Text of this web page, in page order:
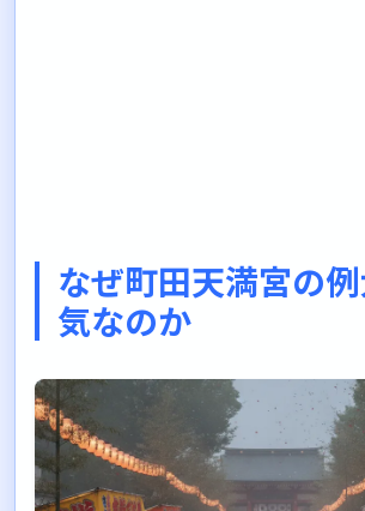
なぜ町田天満宮の
気なのか